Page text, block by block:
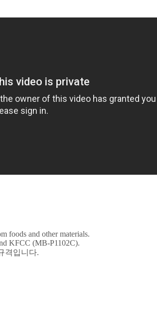
foods and other materials.
KFCC (MB-P1102C).
격입니다.